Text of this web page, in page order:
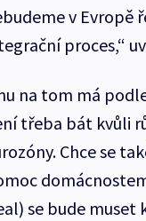
v Evropě
proces,“
na tom má
třeba bát kvůli
Chce se
se bude